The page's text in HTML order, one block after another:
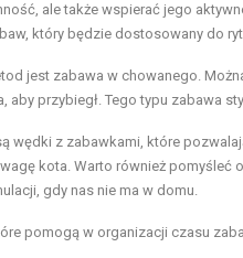
ale także wspierać jego
który będzie dostosowany do
jest zabawa w chowanego.
aby przybiegł. Tego typu zabawa
wędki z zabawkami, które
kota. Warto również pomyśleć
gdy nas nie ma w domu.
pomogą w organizacji czasu